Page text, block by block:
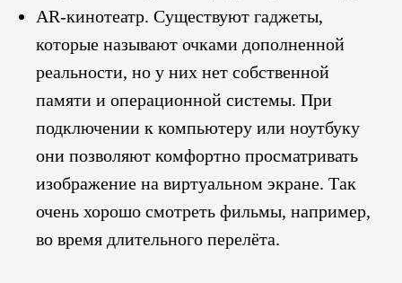
AR-кинотеатр. Существуют гаджеты,
которые называют очками дополненной
реальности, но у них нет собственной
памяти и операционной системы. При
подключении к компьютеру или ноутбуку
они позволяют комфортно просматривать
изображение на виртуальном экране. Так
очень хорошо смотреть фильмы, например,
во время длительного перелёта.